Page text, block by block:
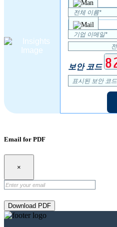
보안 코드
Email for PDF
×
Download PDF